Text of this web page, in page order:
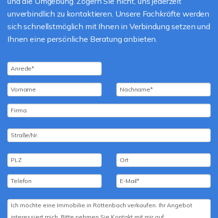
unverbindlich zu kontaktieren. Unsere Fachkräfte werden
sich schnellstmöglich mit Ihnen in Verbindung setzen und
Ihnen eine persönliche Beratung anbieten.